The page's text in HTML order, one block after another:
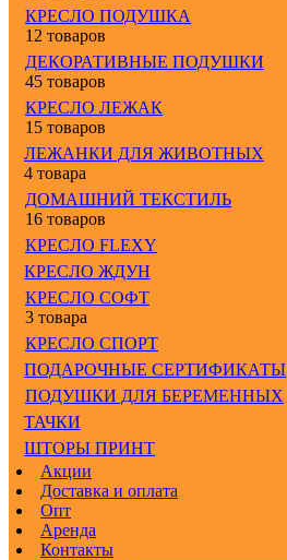
КРЕСЛО ПОДУШКА
12 товаров
ДЕКОРАТИВНЫЕ ПОДУШКИ
45 товаров
КРЕСЛО ЛЕЖАК
15 товаров
ЛЕЖАНКИ ДЛЯ ЖИВОТНЫХ
4 товара
ДОМАШНИЙ ТЕКСТИЛЬ
16 товаров
КРЕСЛО FLEXY
КРЕСЛО ЖДУН
КРЕСЛО СОФТ
3 товара
КРЕСЛО СПОРТ
ПОДАРОЧНЫЕ СЕРТИФИКАТЫ
ПОДУШКИ ДЛЯ БЕРЕМЕННЫХ
ТАЧКИ
ШТОРЫ ПРИНТ
Акции
Доставка и оплата
Опт
Аренда
Контакты